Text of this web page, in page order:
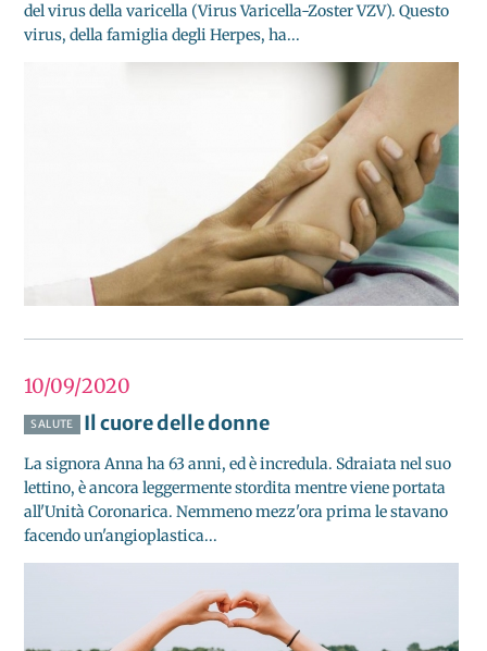
del virus della varicella (Virus Varicella-Zoster VZV). Questo
virus, della famiglia degli Herpes, ha...
10/092020
SALUTE Il cuore delle donne
La signora Anna ha 63 anni, ed è incredula. Sdraiata nel suo
lettino, è ancora leggermente stordita mentre viene portata
all'Unità Coronarica. Nemmeno mezz'ora prima le stavano
facendo un'angioplastica...